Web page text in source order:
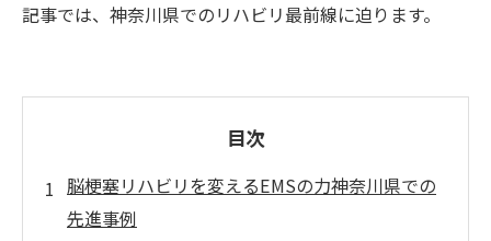
記事では、神奈川県でのリハビリ最前線に迫ります。
目次
脳梗塞リハビリを変えるEMSの力神奈川県での
先進事例